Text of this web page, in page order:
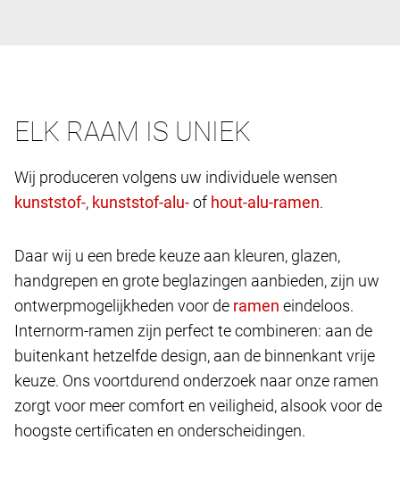
ELK RAAM IS UNIEK
Wij produceren volgens uw individuele wensen
,
of .
Daar wij u een brede keuze aan kleuren, glazen,
handgrepen en grote beglazingen aanbieden, zijn uw
ontwerpmogelijkheden voor de
eindeloos.
Internorm-ramen zijn perfect te combineren: aan de
buitenkant hetzelfde design, aan de binnenkant vrije
keuze. Ons voortdurend onderzoek naar onze ramen
zorgt voor meer comfort en veiligheid, alsook voor de
hoogste certificaten en onderscheidingen.